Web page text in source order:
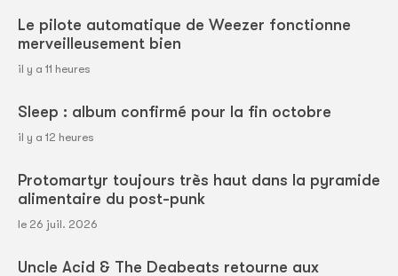
Le pilote automatique de Weezer fonctionne
merveilleusement bien
il y a 11 heures
Sleep : album confirmé pour la fin octobre
il y a 12 heures
Protomartyr toujours très haut dans la pyramide
alimentaire du post-punk
le 26 juil. 2026
Uncle Acid & The Deabeats retourne aux